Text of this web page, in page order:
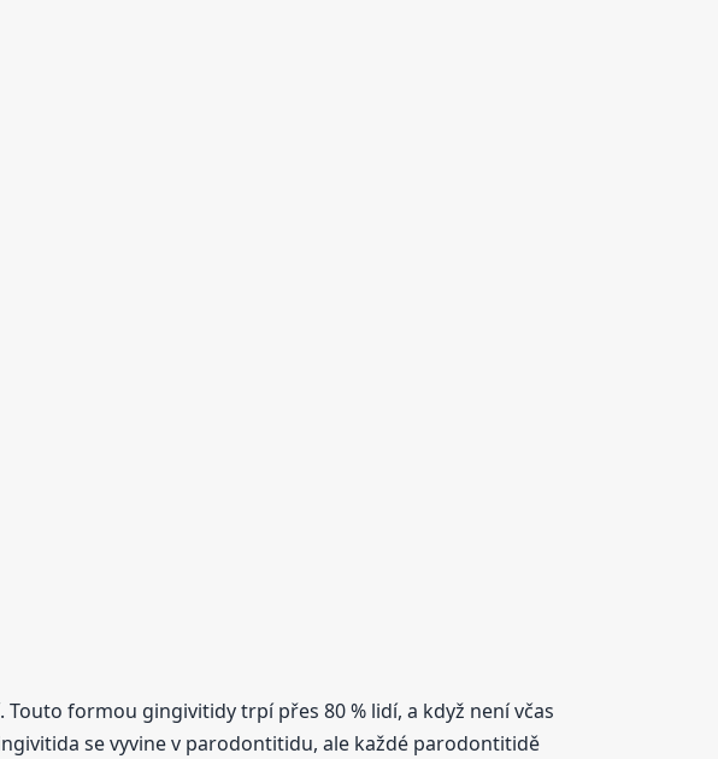
formou gingivitidy trpí přes 80 % lidí, a když není včas
se vyvine v parodontitidu, ale každé parodontitidě